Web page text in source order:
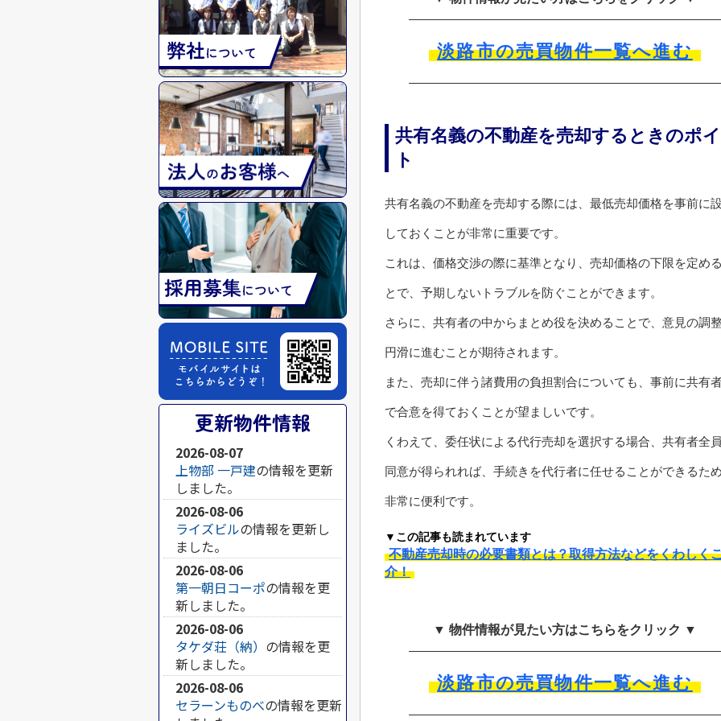
淡路市の売買物件一覧へ進む
共有名義の不動産を売却するときのポ
ト
共有名義の不動産を売却する際には、最低売却価格を事前に
しておくことが非常に重要です。
これは、価格交渉の際に基準となり、売却価格の下限を定め
とで、予期しないトラブルを防ぐことができます。
さらに、共有者の中からまとめ役を決めることで、意見の調
円滑に進むことが期待されます。
また、売却に伴う諸費用の負担割合についても、事前に共有
で合意を得ておくことが望ましいです。
くわえて、委任状による代行売却を選択する場合、共有者全
同意が得られれば、手続きを代行者に任せることができるため
非常に便利です。
▼この記事も読まれています
不動産売却時の必要書類とは？取得方法などをくわしく
介！
▼ 物件情報が見たい方はこちらをクリック ▼
淡路市の売買物件一覧へ進む
更新物件情報
2026-08-07
上物部 一戸建の情報を更新
しました。
2026-08-06
ライズビルの情報を更新し
ました。
2026-08-06
第一朝日コーポの情報を更
新しました。
2026-08-06
タケダ荘（納） の情報を更
新しました。
2026-08-06
セラーンものべの情報を更新